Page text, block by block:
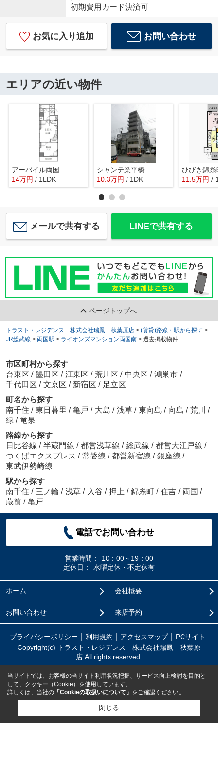
初期費用カード決済可
お気に入り追加 お問い合わせ
エリアの近い物件
アーバイル両国
14万円 / 1LDK
シャンテ業平橋
10.3万円 / 1DK
ひびき錦糸
11.5万円 /
メールで共有する LINEで共有する
ページトップへ
トラスト・レジデンス 株式会社瑞鳳 秋葉原店 > (賃貸)路線・駅から探す >
JR総武線 > 両国駅 > ライオンズマンション両国南 > 過去掲載物件
市区町村から探す
台東区 / 墨田区 / 江東区 / 荒川区 / 中央区 / 鴻巣市 /
千代田区 / 文京区 / 新宿区 / 足立区
町名から探す
南千住 / 東日暮里 / 亀戸 / 大島 / 浅草 / 東向島 / 向島 / 荒川 /
緑 / 竜泉
路線から探す
日比谷線 / 半蔵門線 / 都営浅草線 / 総武線 / 都営大江戸線 /
つくばエクスプレス / 常磐線 / 都営新宿線 / 銀座線 /
東武伊勢崎線
駅から探す
南千住 / 三ノ輪 / 浅草 / 入谷 / 押上 / 錦糸町 / 住吉 / 両国 /
蔵前 / 亀戸
電話でお問い合わせ
営業時間：
10：00～19：00
定休日：
水曜定休・不定休有
ホーム 会社概要
お問い合わせ 来店予約
プライバシーポリシー 利用規約 アクセスマップ
PCサイト
Copyright(c) トラスト・レジデンス 株式会社瑞鳳 秋葉原
店 All rights reserved.
当サイトでは、お客様の当サイト利用状況把握、サービス向上検討を目的と
して、クッキー（Cookie）を使用しています。
詳しくは、当社の 「Cookieの取扱いについて」 をご確認ください。
閉じる